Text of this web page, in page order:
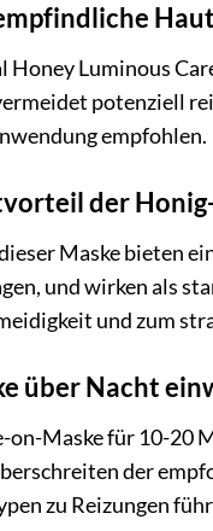
Honey Luminous
potenziell
empfohlen.
der
Maske bieten
und wirken als
und zum
über Nacht
on-Maske für 10-
der
zu Reizungen